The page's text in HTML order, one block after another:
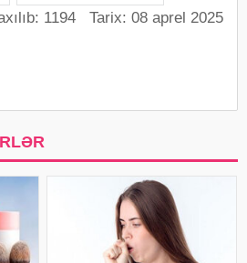
1194 Tarix: 08 aprel 2025